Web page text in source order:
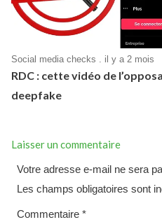
Social media checks . il y a 2 mois
RDC : cette vidéo de
deepfake
Laisser un commentaire
Votre adresse e-mail ne sera
Les champs obligatoires sont
Commentaire *